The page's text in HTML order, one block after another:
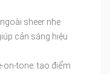
sheer nhẹ
cản sáng hiệu
on-tone: tạo điểm